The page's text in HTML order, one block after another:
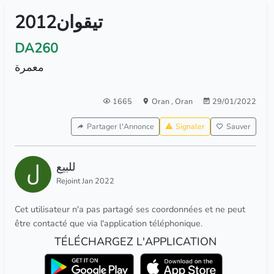
تيقوان2012
DA260
معمرة
1665 Oran, Oran 29/01/2022
Partager l'Annonce Signaler Sauver
للبيع
Rejoint Jan 2022
Cet utilisateur n'a pas partagé ses coordonnées et ne peut
être contacté que via l'application téléphonique.
TÉLÉCHARGEZ L'APPLICATION